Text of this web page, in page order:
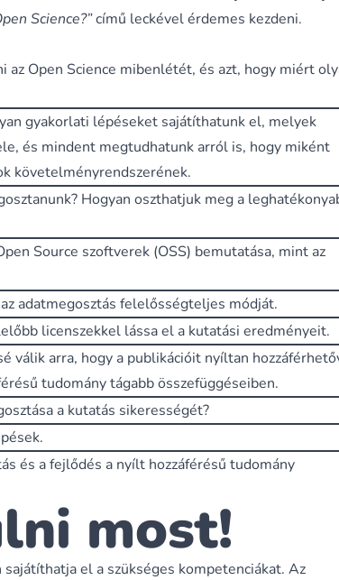
Science?”című leckével érdemes kezdeni.
az Open Science mibenlétét, és azt, hogy miért
gyakorlati lépéseket sajátíthatunk el, melyek
és mindent megtudhatunk arról is, hogy miként
követelményrendszerének.
Hogyan oszthatjuk meg a
Source szoftverek (OSS) bemutatása, mint az
adatmegosztás felelősségteljes módját.
licenszekkel lássa el a kutatási eredményeit.
válik arra, hogy a publikációit nyíltan
tudomány tágabb összefüggéseiben.
a kutatás sikerességét?
és a fejlődés a nyílt hozzáférésű tudomány
most!
el a szükséges kompetenciákat. Az